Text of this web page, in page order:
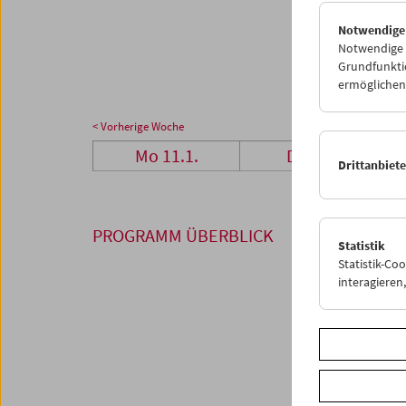
01
< Vorherige Woche
Mo 11.1. Di 12.1.
PROGRAMM ÜBERBLICK
Notwendige
Statistik
Statistik-